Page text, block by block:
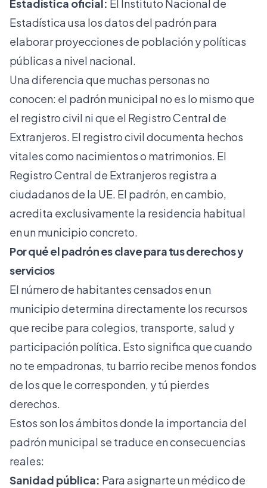
Estadística oficial: El Instituto Nacional de
Estadística usa los datos del padrón para
elaborar proyecciones de población y políticas
públicas a nivel nacional.
Una diferencia que muchas personas no
conocen: el padrón municipal no es lo mismo que
el registro civil ni que el Registro Central de
Extranjeros. El registro civil documenta hechos
vitales como nacimientos o matrimonios. El
Registro Central de Extranjeros registra a
ciudadanos de la UE. El padrón, en cambio,
acredita exclusivamente la residencia habitual
en un municipio concreto.
Por qué el padrón es clave para tus derechos y
servicios
El número de habitantescensados en un
municipio determina directamente los recursos
que recibe para colegios, transporte, salud y
participación política. Esto significa que cuando
no te empadronas, tu barrio recibe menos fondos
de los que le corresponden, y tú pierdes
derechos.
Estos son los ámbitos donde la importancia del
padrón municipal se traduce en consecuencias
reales:
Sanidad pública: Para asignarte un médico de